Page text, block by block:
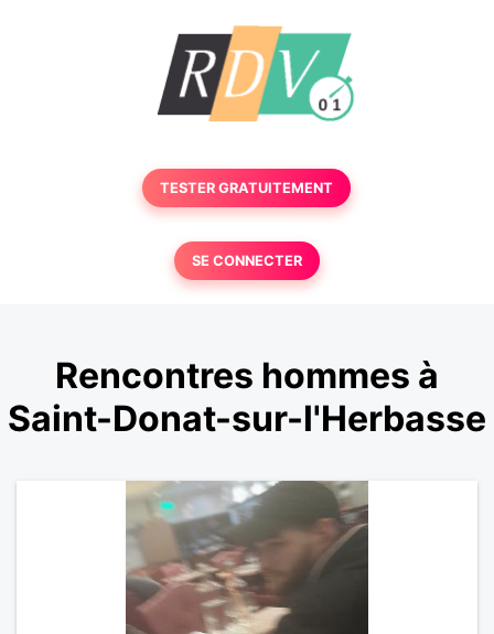
TESTER GRATUITEMENT
SE CONNECTER
Rencontres hommes à
Saint-Donat-sur-l'Herbasse